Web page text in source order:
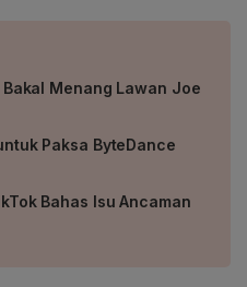
Menang Lawan Joe
Paksa ByteDance
Bahas Isu Ancaman